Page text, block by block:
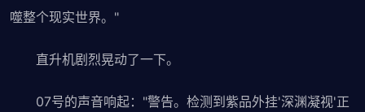
噬整个现实世界。"
直升机剧烈晃动了一下。
07号的声音响起："警告。检测到紫品外挂'深渊凝视'正